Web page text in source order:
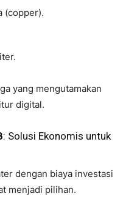
(copper).
yang mengutamakan
digital.
: Solusi Ekonomis untuk
dengan biaya investasi
menjadi pilihan.